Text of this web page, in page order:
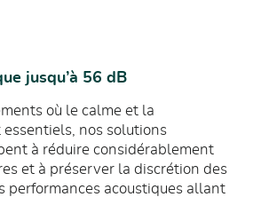
jusqu’à 56 dB
où le calme et la
nos solutions
à réduire considérablement
et à préserver la discrétion des
performances acoustiques allant